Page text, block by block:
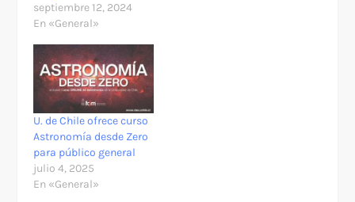
septiembre 12, 2024
En «General»
U. de Chile ofrece curso
Astronomía desde Zero
para público general
julio 4, 2025
En «General»